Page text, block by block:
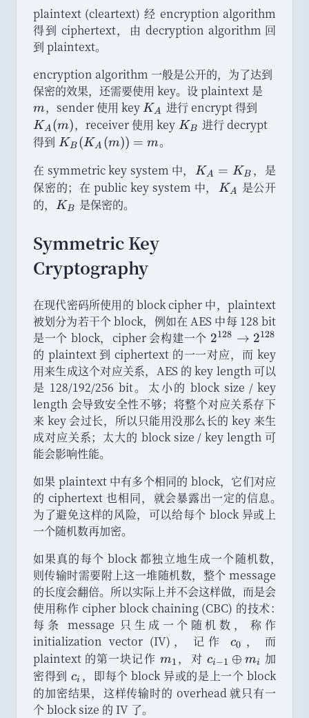
plaintext (cleartext) 经 encryption algorithm
得到 ciphertext，
由 decryption algorithm 回
到 plaintext。
encryption algorithm 一般是公开的， 为了达到
保密的效果， 还需要使用 key。 设 plaintext 是
m， sender 使用 key K
_
A
KA 进行 encrypt 得到
_
m
)
KA (m)， receiver 使用 key K
KB 进行 decrypt
得到 K
B
(
K
(
m
=
m
KB (KA (m)) = m。
在 symmetric key system 中，
K
_
KA = KB ，
是
保密的； 在 public key system 中，
K
KA
是公开
的，
K
KB 是保密的。
Symmetric Key
Cryptography
在现代密码所使用的 block cipher 中， plaintext
被划分为若干个 block， 例如在 AES 中每 128 bit
是一个 block， cipher 会构建一个 2
^
{
1
2
8
}
\
o
2
^
2
8
}
2128 → 2128
的 plaintext 到 ciphertext 的一一对应， 而 key
用来生成这个对应关系， AES 的 key length 可以
是 128/192/256 bit。
太小的 block size / key
length 会导致安全性不够； 将整个对应关系存下
来 key 会过长，
所以只能用没那么长的 key 来生
成对应关系； 太大的 block size / key length 可
能会影响性能。
如果 plaintext 中有多个相同的 block， 它们对应
的 ciphertext 也相同， 就会暴露出一定的信息。
为了避免这样的风险，
可以给每个 block 异或上
一个随机数再加密。
如果真的每个 block 都独立地生成一个随机数，
则传输时需要附上这一堆随机数， 整个 message
的长度会翻倍。 所以实际上并不会这样做， 而是会
使用称作 cipher block chaining (CBC) 的技术：
每条 message 只生成一个随机数 ，
称作
initialization vector (IV) ， 记作 c
_
0
c0 ，
而
plaintext 的第一块记作 m
_
1
m1 ， 对 c
_
{i
ci−1 ⊕ mi
加
密得到 c
_
i
ci ，
即每个 block 异或的是上一个 block
的加密结果，
这样传输时的 overhead 就只有一
个 block size 的 IV 了。